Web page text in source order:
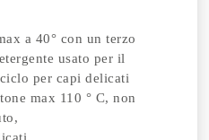
a 40° con un terzo
usato per il
per capi delicati
max 110 ° C, non